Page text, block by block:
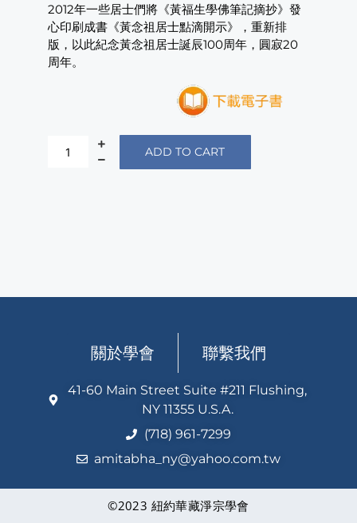
2012年一些居士們將《黃福生學佛筆記摘抄》發
心印刷成書《黃念祖居士點滴開示》，重新排
版，以此紀念黃念祖居士誕辰100周年，圓寂20
周年。
ADD TO CART
關於學會 聯繫我們
41-60 Main Street Suite #211 Flushing,
NY 11355 U.S.A.
(718) 961-7299
amitabha_ny@yahoo.com.tw
©2023 紐約華藏淨宗學會